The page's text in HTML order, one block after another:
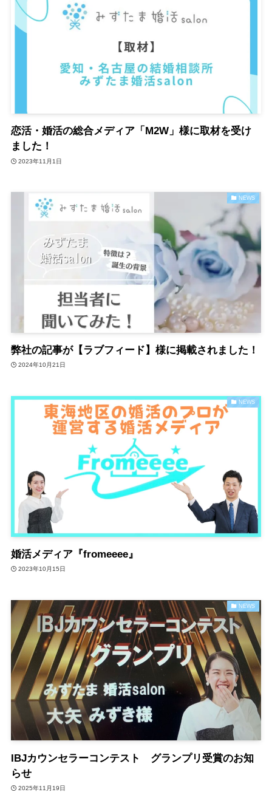
恋活・婚活の総合メディア「M2W」様に取材を受け
ました！
2023年11月1日
NEWS
弊社の記事が【ラブフィード】様に掲載されました！
2024年10月21日
NEWS
婚活メディア『fromeeee』
2023年10月15日
NEWS
IBJカウンセラーコンテスト グランプリ受賞のお知
らせ
2025年11月19日